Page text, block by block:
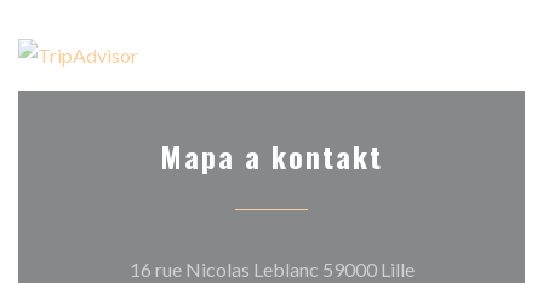
Mapa a kontakt
16 rue Nicolas Leblanc 59000 Lille((otevře se v